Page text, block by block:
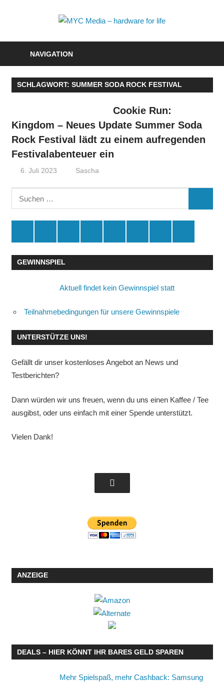
Media
–
for
life
NAVIGATION
SCHLAGWORT: SUMMER SODA ROCK FESTIVAL
Cookie Run:
Kingdom – Neues Update Summer Soda
Rock Festival lädt zu einem aufregenden
Festivalabenteuer ein
6. Juli 2023 Sascha
Suchen
nach:
GEWINNSPIEL
Aktuell findet kein Gewinnspiel statt
Teilnahmebedingungen für unsere Gewinnspiele
UNTERSTÜTZE UNS!
Gefällt dir unser kostenloses Angebot an News und
Testberichten?
Dann würden wir uns freuen, wenn du uns einen Kaffee / Tee
ausgibst, oder uns einfach mit einer Spende unterstützt.
Vielen Dank!
ANZEIGE
DEALS – HIER KÖNNT IHR BARES GELD SPAREN
Mehr Spielspaß, mehr Cashback: Samsung